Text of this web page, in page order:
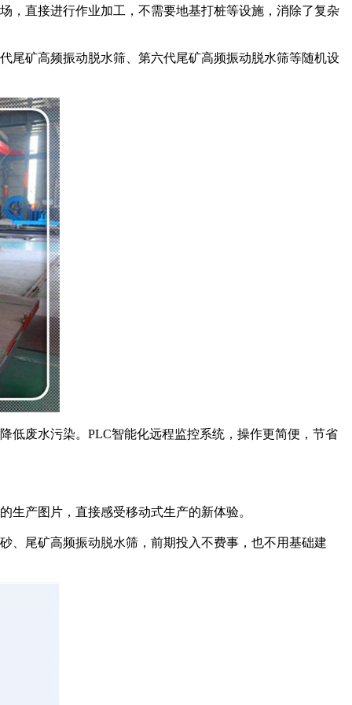
，直接进行作业加工，不需要地基打桩等设施，消除了复杂
尾矿高频振动脱水筛、第六代尾矿高频振动脱水筛等随机设
低废水污染。PLC智能化远程监控系统，操作更简便，节省
产图片，直接感受移动式生产的新体验。
、尾矿高频振动脱水筛，前期投入不费事，也不用基础建